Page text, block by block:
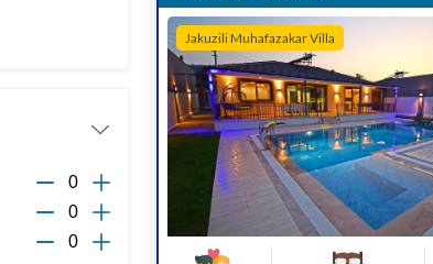
Jakuzili Muhafazakar Villa